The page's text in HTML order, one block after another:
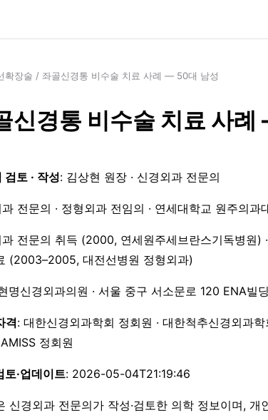
확장술 / 좌골신경통 비수술 치료 사례 — 50대 남성
신경통 비수술 치료 사
검토 · 작성: 김상현 원장 · 신경외과 전문의
전문의 · 정형외과 전임의 · 연세대학교 원주의과
전문의 취득 (2000, 연세원주세브란스기독병원)
(2003–2005, 대전선병원 정형외과)
명신경외과의원 · 서울 중구 서소문로 120 ENA빌
격: 대한신경외과학회 정회원 · 대한척추신경외과
정회원
토·업데이트: 2026-05-04T21:19:46
신경외과 전문의가 작성·검토한 의학 정보이며, 개